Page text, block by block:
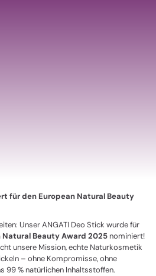
für den European Natural Beauty
Unser ANGATI Deo Stick wurde für
Natural Beauty Award 2025 nominiert!
unsere Mission, echte Naturkosmetik
– ohne Kompromisse, ohne
99 % natürlichen Inhaltsstoffen.